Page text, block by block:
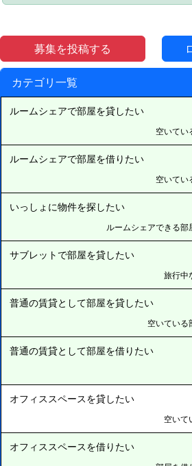
募集を投稿する
カテゴリ一覧
ルームシェアで部屋を貸したい
空いてい
ルームシェアで部屋を借りたい
空いてい
いっしょに物件を探したい
ルームシェアできる
サブレットで部屋を貸したい
旅行中
普通の賃貸として部屋を貸したい
空いている
普通の賃貸として部屋を借りたい
オフィススペースを貸したい
空いて
オフィススペースを借りたい